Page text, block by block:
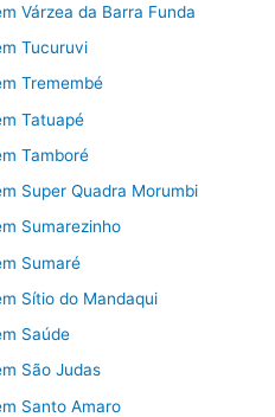
Várzea da Barra Funda
Tucuruvi
Tremembé
Tatuapé
Tamboré
Super Quadra Morumbi
Sumarezinho
Sumaré
Sítio do Mandaqui
Saúde
São Judas
Santo Amaro